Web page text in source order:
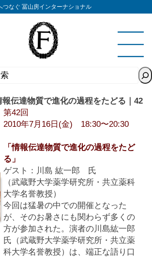
コ
テ
ン
ツ
ッ
つなぐ 冨山房インターナショナル
報伝達物質で進化の過程をたどる｜42
第42回
2010年7月16日(金) 18:30〜20:30
「情報伝達物質で進化の過程をたど
る」
ゲスト：川島 紘一郎 氏
（武蔵野大学薬学研究所・共立薬科
大学名誉教授）
今回は猛暑の中での開催となった
が、そのお暑さにも関わらず多くの
方が参加された。演者の川島紘一郎
氏（武蔵野大学薬学研究所・共立薬
科大学名誉教授）は、端正な語り口